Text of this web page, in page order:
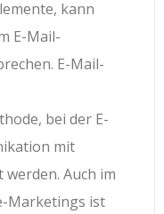
kann
E-Mail-
E-Mail-
bei der E-
mit
Auch im
Marketings ist